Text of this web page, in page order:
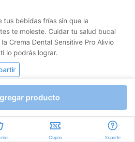
tus bebidas frías sin que la
te moleste. Cuidar tu salud bucal
Crema Dental Sensitive Pro Alivio
lo podrás lograr.
producto
Cupón Soporte